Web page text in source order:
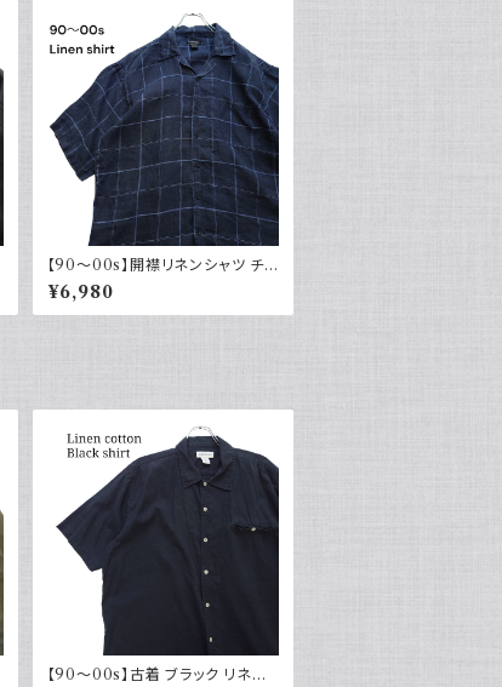
【90～00s】開襟リネンシャツ チェ
ック オープンカラー 古着 ボックス
シルエット ネイビー フェード
¥6,980
【90～00s】古着 ブラック リネン